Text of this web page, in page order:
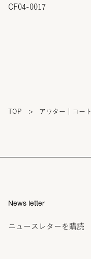
CF04-0017
TOP > アウター｜コート
News letter
ニュースレターを購読